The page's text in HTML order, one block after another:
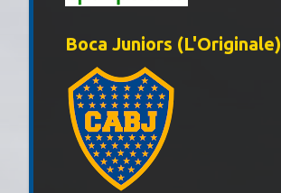
Boca Juniors (L'Originale)